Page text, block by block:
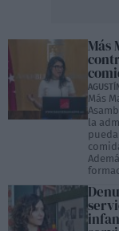
Más
Más
la